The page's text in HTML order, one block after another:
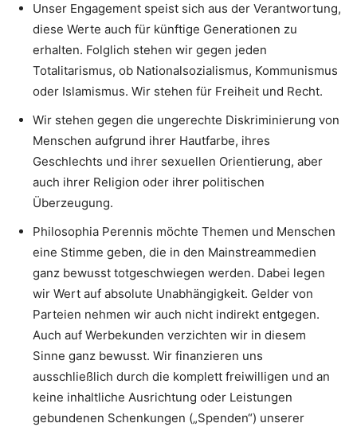
Unser Engagement speist sich aus der Verantwortung,
diese Werte auch für künftige Generationen zu
erhalten. Folglich stehen wir gegen jeden
Totalitarismus, ob Nationalsozialismus, Kommunismus
oder Islamismus. Wir stehen für Freiheit und Recht.
Wir stehen gegen die ungerechte Diskriminierung von
Menschen aufgrund ihrer Hautfarbe, ihres
Geschlechts und ihrer sexuellen Orientierung, aber
auch ihrer Religion oder ihrer politischen
Überzeugung.
Philosophia Perennis möchte Themen und Menschen
eine Stimme geben, die in den Mainstreammedien
ganz bewusst totgeschwiegen werden. Dabei legen
wir Wert auf absolute Unabhängigkeit. Gelder von
Parteien nehmen wir auch nicht indirekt entgegen.
Auch auf Werbekunden verzichten wir in diesem
Sinne ganz bewusst. Wir finanzieren uns
ausschließlich durch die komplett freiwilligen und an
keine inhaltliche Ausrichtung oder Leistungen
gebundenen Schenkungen („Spenden“) unserer